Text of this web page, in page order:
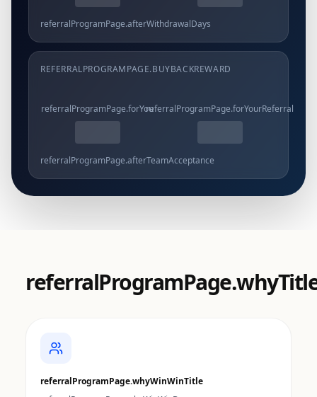
referralProgramPage.afterWithdrawalDays
REFERRALPROGRAMPAGE.BUYBACKREWARD
referralProgramPage.forYoureferralProgramPage.forYourReferral
referralProgramPage.afterTeamAcceptance
referralProgramPage.whyWinWinTitle